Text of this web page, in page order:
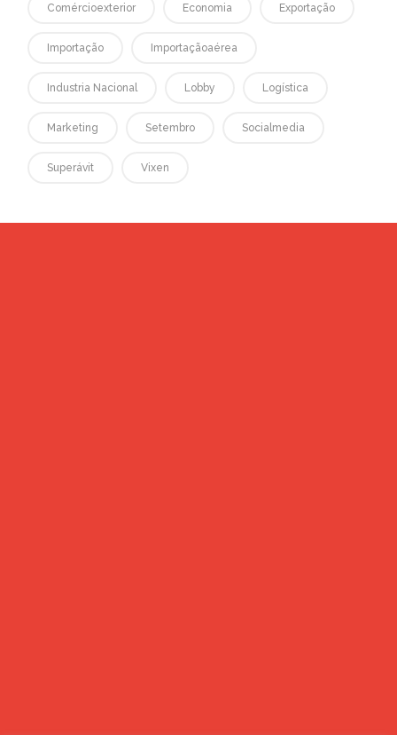
Comércioexterior Economia Exportação
Importação Importaçãoaérea
Industria Nacional Lobby Logística
Marketing Setembro Socialmedia
Superávit Vixen